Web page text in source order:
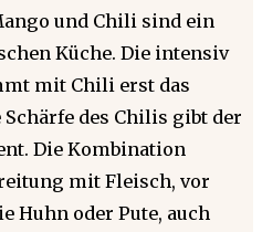
und Chili sind ein
Küche. Die intensiv
mit Chili erst das
des Chilis gibt der
Die Kombination
mit Fleisch, vor
Huhn oder Pute, auch